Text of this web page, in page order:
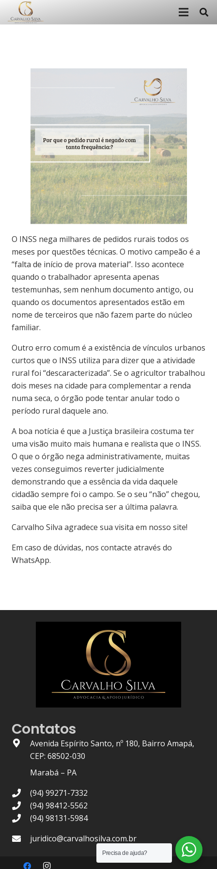
O INSS nega milhares de pedidos rurais todos os
meses por questões técnicas. O motivo campeão é a
“falta de início de prova material”. Isso acontece
quando o trabalhador apresenta apenas
testemunhas, sem nenhum documento antigo, ou
quando os documentos apresentados estão em
nome de terceiros que não fazem parte do núcleo
familiar.
Outro erro comum é a existência de vínculos urbanos
curtos que o INSS utiliza para dizer que a atividade
rural foi “descaracterizada”. Se o agricultor trabalhou
dois meses na cidade para complementar a renda
numa seca, o órgão pode tentar anular todo o
período rural daquele ano.
A boa notícia é que a Justiça brasileira costuma ter
uma visão muito mais humana e realista que o INSS.
O que o órgão nega administrativamente, muitas
vezes conseguimos reverter judicialmente
demonstrando que a essência da vida daquele
cidadão sempre foi o campo. Se o seu “não” chegou,
saiba que ele não precisa ser a última palavra.
Carvalho Silva agradece sua visita em nosso site!
Em caso de dúvidas, nos contacte através do
WhatsApp.
Contatos
Avenida Espírito Santo, nº 180, Bairro Amapá,
CEP: 68502-030
Marabá – PA
(94) 99271-7332
(94) 98412-5562
(94) 98131-5984
juridico@carvalhosilva.com.br
Precisa de ajuda?